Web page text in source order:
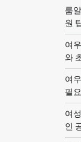
룸
원
여
와
여
필
여
인